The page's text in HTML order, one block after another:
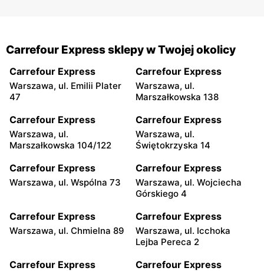
Carrefour Express sklepy w Twojej okolicy
Carrefour Express
Warszawa, ul. Emilii Plater
47
Carrefour Express
Warszawa, ul.
Marszałkowska 138
Carrefour Express
Warszawa, ul.
Marszałkowska 104/122
Carrefour Express
Warszawa, ul.
Świętokrzyska 14
Carrefour Express
Warszawa, ul. Wspólna 73
Carrefour Express
Warszawa, ul. Wojciecha
Górskiego 4
Carrefour Express
Warszawa, ul. Chmielna 89
Carrefour Express
Warszawa, ul. Icchoka
Lejba Pereca 2
Carrefour Express Carrefour Express